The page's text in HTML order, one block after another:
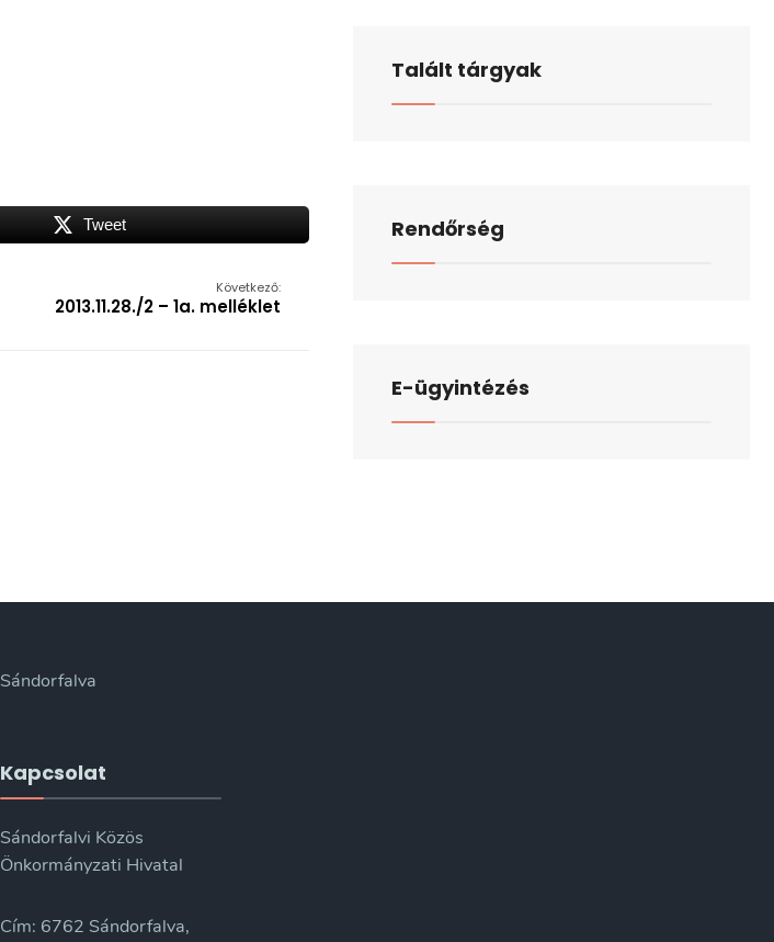
Tweet
Következő:
2013.11.28./2 – 1a. melléklet
Talált tárgyak
Rendőrség
E-ügyintézés
Sándorfalva
Kapcsolat
Sándorfalvi Közös
Önkormányzati Hivatal
Cím: 6762 Sándorfalva,